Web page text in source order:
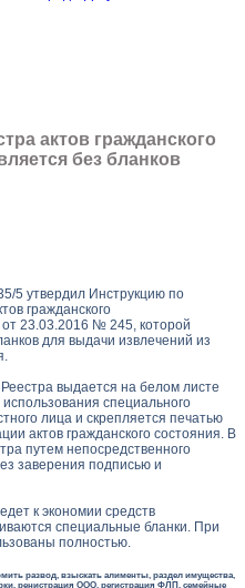
актов гражданского
без бланков
5 утвердил Инструкцию по
гражданского
23.03.2016 № 245, которой
для выдачи извлечений из
выдается на белом листе
специального
лица и скрепляется печатью
актов гражданского состояния. В
путем непосредственного
заверения подписью и
к экономии средств
специальные бланки. При
полностью.
развод, взыскать алименты, раздел имущества,
ренистрация ООО, регистрация ФЛП, семейные